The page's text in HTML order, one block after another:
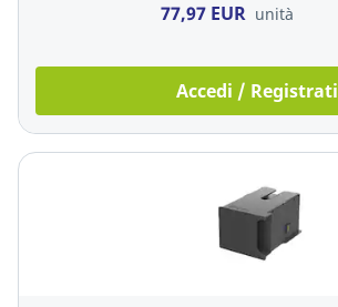
77,97 EUR unità
Accedi / Registrati